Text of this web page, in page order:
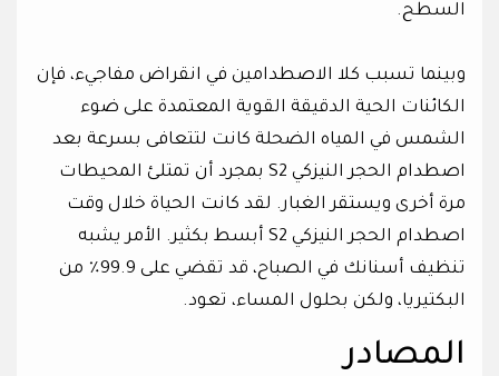
السطح.
وبينما تسبب كلا الاصطدامين في انقراض مفاجيء، فإن
الكائنات الحية الدقيقة القوية المعتمدة على ضوء
الشمس في المياه الضحلة كانت لتتعافى بسرعة بعد
اصطدام الحجر النيزكي S2 بمجرد أن تمتلئ المحيطات
مرة أخرى ويستقر الغبار. لقد كانت الحياة خلال وقت
اصطدام الحجر النيزكي S2 أبسط بكثير. الأمر يشبه
تنظيف أسنانك في الصباح، قد تقضي على 99.9٪ من
البكتيريا، ولكن بحلول المساء، تعود.
المصادر